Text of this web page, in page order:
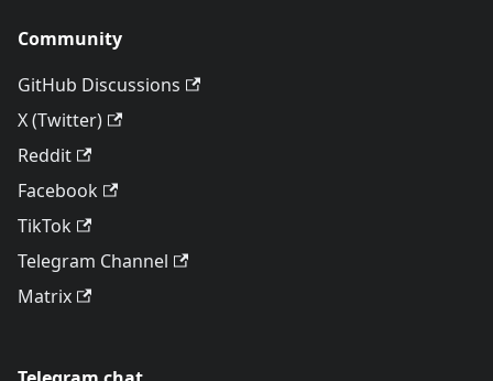
Community
GitHub Discussions
X (Twitter)
Reddit
Facebook
TikTok
Telegram Channel
Matrix